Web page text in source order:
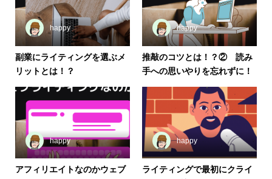
happy
副業にライティングを選ぶメ
リットとは！？
happy
推敲のコツとは！？② 読み
手への思いやりを忘れずに！
happy
アフィリエイトなのかウェブ
happy
ライティングで最初にクライ